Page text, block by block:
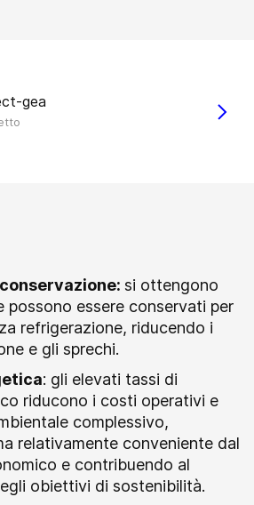
si ottengono
possono essere conservati per
refrigerazione, riducendo i
e gli sprechi.
: gli elevati tassi di
riducono i costi operativi e
complessivo,
relativamente conveniente dal
e contribuendo al
obiettivi di sostenibilità.